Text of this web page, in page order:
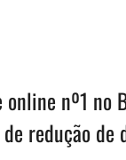
online nº1 no
redução